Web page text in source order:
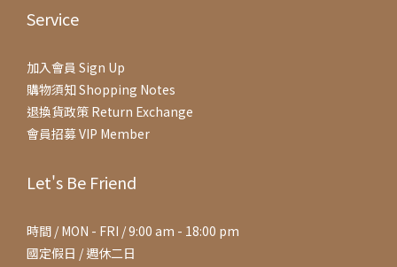
Service
加入會員 Sign Up
購物須知 Shopping Notes
退換貨政策 Return Exchange
會員招募 VIP Member
Let's Be Friend
時間 / MON - FRI / 9:00 am - 18:00 pm
國定假日 / 週休二日